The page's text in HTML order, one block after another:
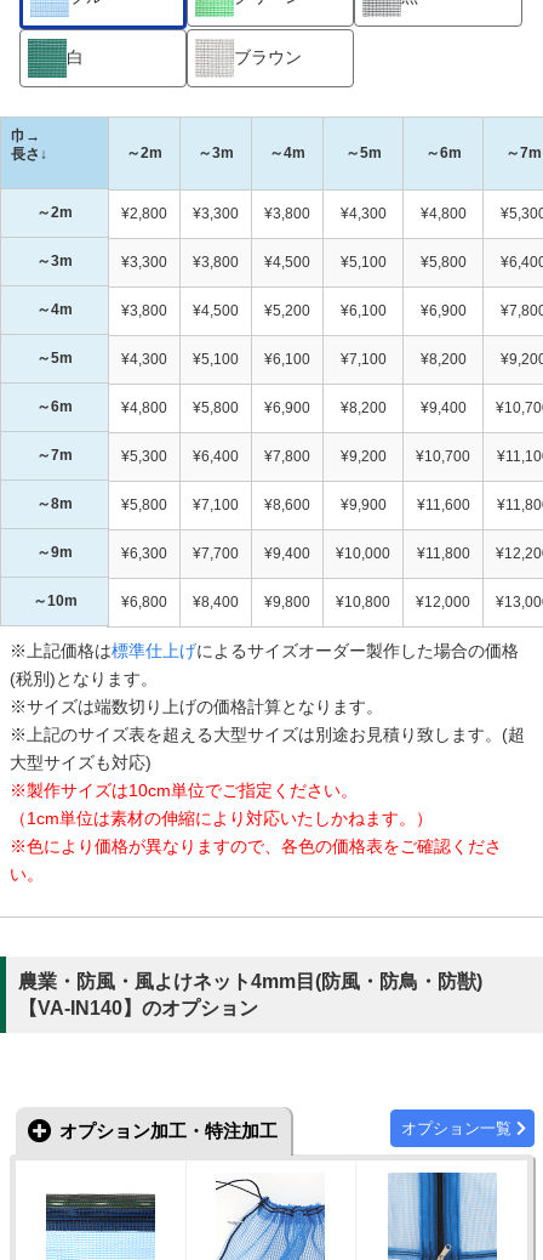
白 ブラウン
巾→
長さ↓
～2m ～3m ～4m ～5m ～6m ～7m
～2m ¥2,800 ¥3,300 ¥3,800 ¥4,300 ¥4,800
～3m ¥3,300 ¥3,800 ¥4,500 ¥5,100 ¥5,800
～4m ¥3,800 ¥4,500 ¥5,200 ¥6,100 ¥6,900
～5m ¥4,300 ¥5,100 ¥6,100 ¥7,100 ¥8,200
～6m ¥4,800 ¥5,800 ¥6,900 ¥8,200 ¥9,400
～7m ¥5,300 ¥6,400 ¥7,800 ¥9,200 ¥10,700
～8m ¥5,800 ¥7,100 ¥8,600 ¥9,900 ¥11,600
～9m ¥6,300 ¥7,700 ¥9,400 ¥10,000 ¥11,800
～10m ¥6,800 ¥8,400 ¥9,800 ¥10,800 ¥12,000
※上記価格は標準仕上げによるサイズオーダー製作した場合の価格
(税別)となります。
※サイズは端数切り上げの価格計算となります。
※上記のサイズ表を超える大型サイズは別途お見積り致します。(超
大型サイズも対応)
※製作サイズは10cm単位でご指定ください。
（1cm単位は素材の伸縮により対応いたしかねます。）
※色により価格が異なりますので、各色の価格表をご確認くださ
い。
農業・防風・風よけネット4mm目(防風・防鳥・防獣)
【VA-IN140】のオプション
オプション加工・特注加工 オプション一覧